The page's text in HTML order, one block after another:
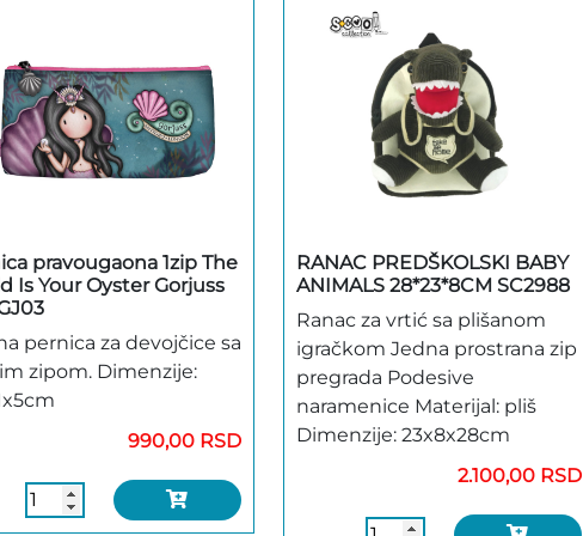
pravougaona 1zip The
Is Your Oyster Gorjuss
pernica za devojčice sa
zipom. Dimenzije:
990,00 RSD
RANAC PREDŠKOLSKI BABY
ANIMALS 28*23*8CM SC2988
Ranac za vrtić sa plišanom
igračkom Jedna prostrana zip
pregrada Podesive
naramenice Materijal: pliš
Dimenzije: 23x8x28cm
2.100,00 RSD